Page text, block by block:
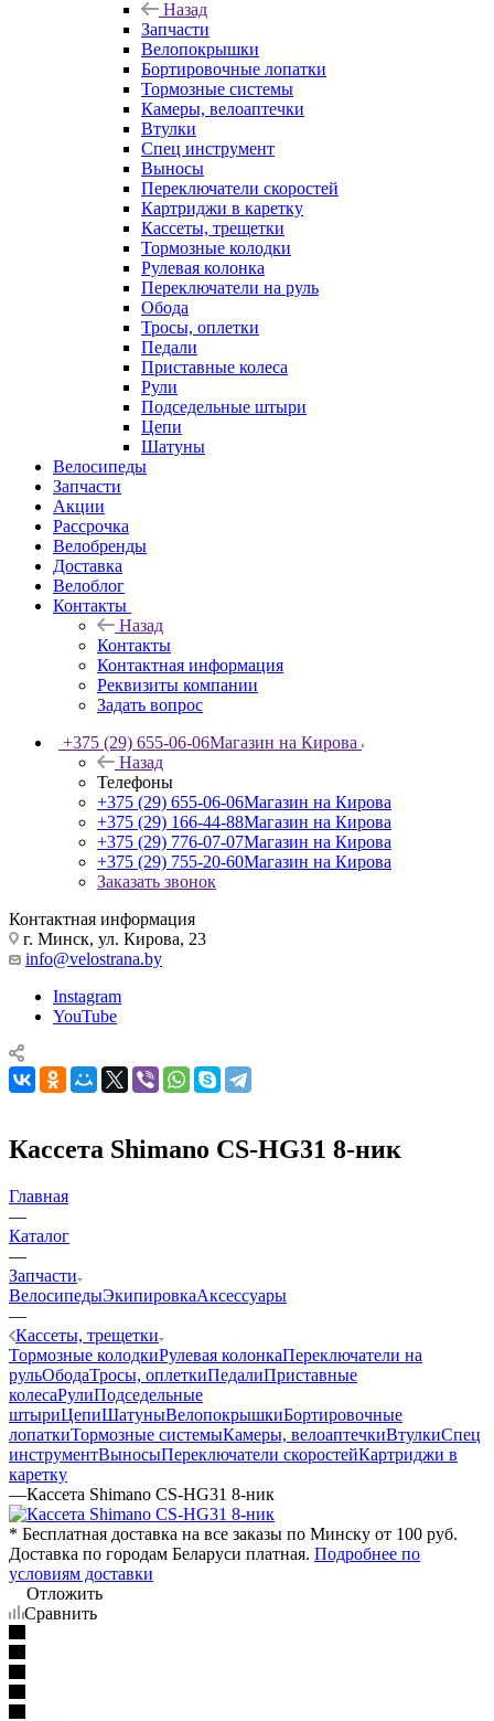
Назад
Запчасти
Велопокрышки
Бортировочные лопатки
Тормозные системы
Камеры, велоаптечки
Втулки
Спец инструмент
Выносы
Переключатели скоростей
Картриджи в каретку
Кассеты, трещетки
Тормозные колодки
Рулевая колонка
Переключатели на руль
Обода
Тросы, оплетки
Педали
Приставные колеса
Рули
Подседельные штыри
Цепи
Шатуны
Велосипеды
Запчасти
Акции
Рассрочка
Велобренды
Доставка
Велоблог
Контакты
Назад
Контакты
Контактная информация
Реквизиты компании
Задать вопрос
+375 (29) 655-06-06Магазин на Кирова
Назад
Телефоны
+375 (29) 655-06-06Магазин на Кирова
+375 (29) 166-44-88Магазин на Кирова
+375 (29) 776-07-07Магазин на Кирова
+375 (29) 755-20-60Магазин на Кирова
Заказать звонок
Контактная информация
г. Минск, ул. Кирова, 23
info@velostrana.by
Instagram
YouTube
Кассета Shimano CS-HG31 8-ник
Главная
—
Каталог
—
Запчасти
ВелосипедыЭкипировкаАксессуары
—
Кассеты, трещетки
Тормозные колодкиРулевая колонкаПереключатели на
рульОбодаТросы, оплеткиПедалиПриставные
колесаРулиПодседельные
штыриЦепиШатуныВелопокрышкиБортировочные
лопаткиТормозные системыКамеры, велоаптечкиВтулкиСпец
инструментВыносыПереключатели скоростейКартриджи в
каретку
—Кассета Shimano CS-HG31 8-ник
* Бесплатная доставка на все заказы по Минску от 100 руб.
Доставка по городам Беларуси платная. Подробнее по
условиям доставки
Отложить
Сравнить